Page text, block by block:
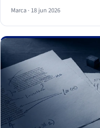
legibilidad en todos tus
comercial y asegúrate de
es lo último; la estrategia es
Marca · 18 jun 2026